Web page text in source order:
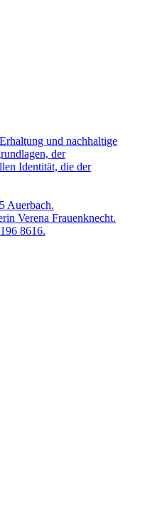
und nachhaltige
der
Identität, die der
Auerbach.
Verena Frauenknecht.
8616.